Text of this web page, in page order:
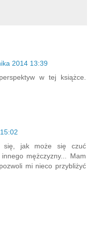
2014 13:39
w tej książce.
się, jak może się czuć
mężczyzny... Mam
mi nieco przybliżyć